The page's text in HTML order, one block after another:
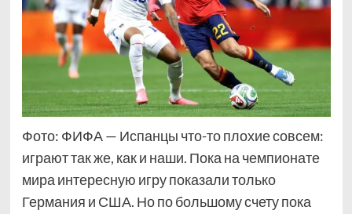
Фото: ФИФА — Испанцы что-то плохие совсем:
играют так же, как и наши. Пока на чемпионате
мира интересную игру показали только
Германия и США. Но по большому счету пока